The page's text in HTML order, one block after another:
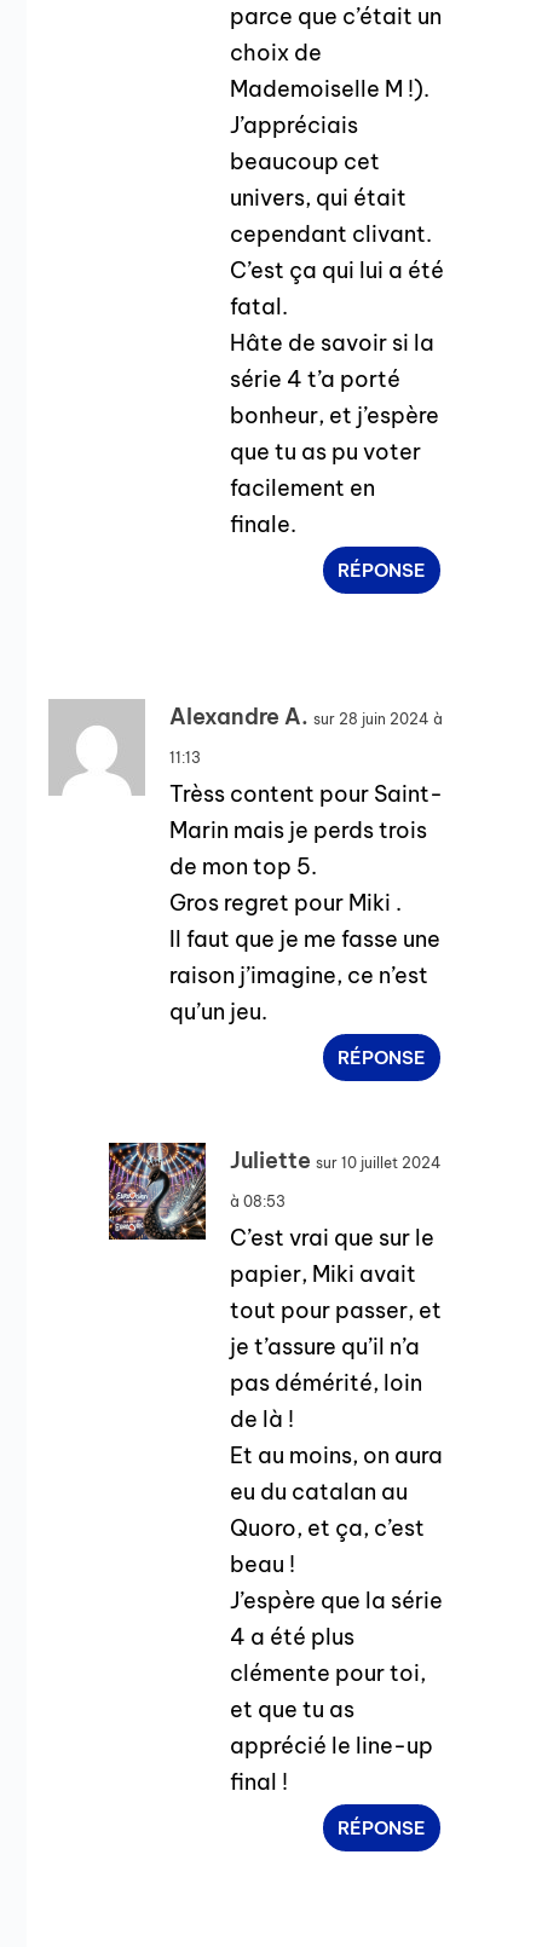
parce que c’était un
choix de
Mademoiselle M !).
J’appréciais
beaucoup cet
univers, qui était
cependant clivant.
C’est ça qui lui a été
fatal.
Hâte de savoir si la
série 4 t’a porté
bonheur, et j’espère
que tu as pu voter
facilement en
finale.
RÉPONSE
Alexandre A. sur 28 juin 2024 à
11:13
Trèss content pour Saint-
Marin mais je perds trois
de mon top 5.
Gros regret pour Miki .
Il faut que je me fasse une
raison j’imagine, ce n’est
qu’un jeu.
RÉPONSE
Juliette sur 10 juillet 2024
à 08:53
C’est vrai que sur le
papier, Miki avait
tout pour passer, et
je t’assure qu’il n’a
pas démérité, loin
de là !
Et au moins, on aura
eu du catalan au
Quoro, et ça, c’est
beau !
J’espère que la série
4 a été plus
clémente pour toi,
et que tu as
apprécié le line-up
final !
RÉPONSE